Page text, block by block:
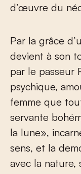
d’œuvre du
Par la grâce
devient à son
par le passeur
psychique,
femme que
servante
la lune»,
sens, et la
avec la nature,